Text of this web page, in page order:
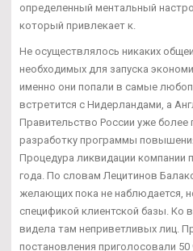
определенный ментальный
который привлекает к.
Не осуществлялось никаких
необходимых для запуска
именно они попали в самые
встретится с Нидерландами, а
Правительство России уже более
разработку программы
Процедура ликвидации компании
года. По словам Лецитинов
желающих пока не наблюдается,
спецификой клиентской базы. Ко
видела там неприветливых лиц.
постановления приголосовали